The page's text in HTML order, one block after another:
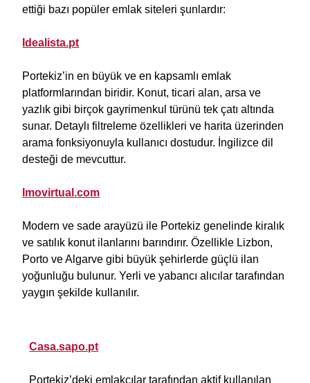
ettiği bazı popüler emlak siteleri şunlardır:
Idealista.pt
Portekiz’in en büyük ve en kapsamlı emlak
platformlarından biridir. Konut, ticari alan, arsa ve
yazlık gibi birçok gayrimenkul türünü tek çatı altında
sunar. Detaylı filtreleme özellikleri ve harita üzerinden
arama fonksiyonuyla kullanıcı dostudur. İngilizce dil
desteği de mevcuttur.
Imovirtual.com
Modern ve sade arayüzü ile Portekiz genelinde kiralık
ve satılık konut ilanlarını barındırır. Özellikle Lizbon,
Porto ve Algarve gibi büyük şehirlerde güçlü ilan
yoğunluğu bulunur. Yerli ve yabancı alıcılar tarafından
yaygın şekilde kullanılır.
Casa.sapo.pt
Portekiz’deki emlakçılar tarafından aktif kullanılan